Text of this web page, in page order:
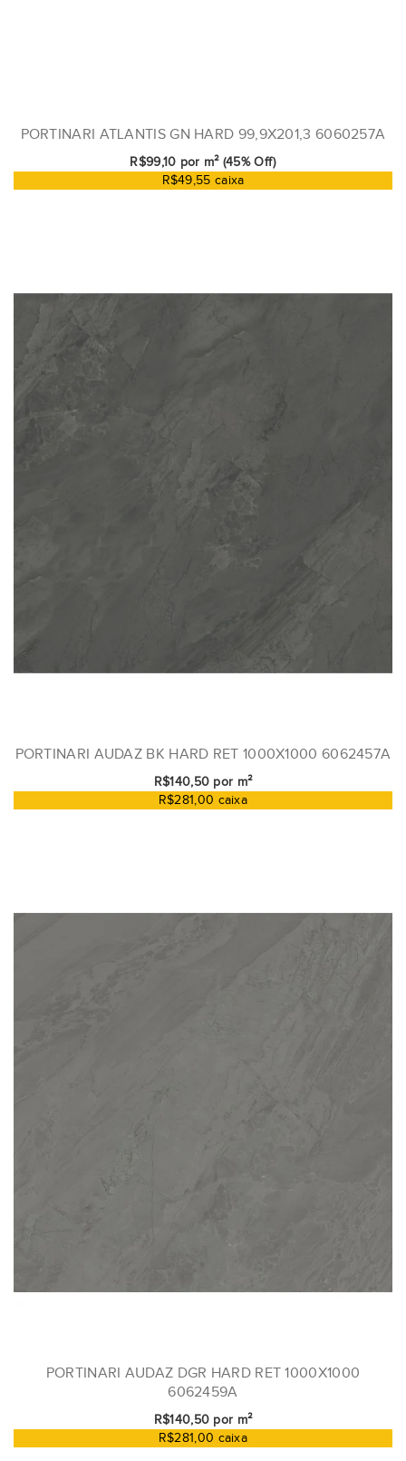
PORTINARI ATLANTIS GN HARD 99,9X201,3 6060257A
R$99,10 por m² (45% Off)
R$49,55 caixa
PORTINARI AUDAZ BK HARD RET 1000X1000 6062457A
R$140,50 por m²
R$281,00 caixa
PORTINARI AUDAZ DGR HARD RET 1000X1000
6062459A
R$140,50 por m²
R$281,00 caixa